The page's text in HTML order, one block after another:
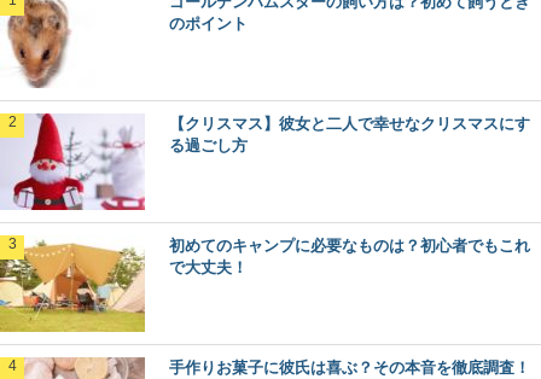
のポイント
【クリスマス】彼女と二人で幸せなクリスマスにす
る過ごし方
初めてのキャンプに必要なものは？初心者でもこれ
で大丈夫！
手作りお菓子に彼氏は喜ぶ？その本音を徹底調査！